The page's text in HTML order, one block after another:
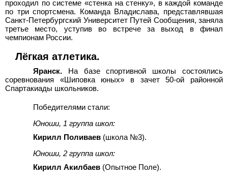
проходил по системе «стенка на стенку», в каждой команде
по три спортсмена. Команда Владислава, представлявшая
Санкт-Петербургский Университет Путей Сообщения, заняла
третье место, уступив во встрече за выход в финал
чемпионам России.
Лёгкая атлетика.
Яранск. На базе спортивной школы состоялись
соревнования «Шиповка юных» в зачет 50-ой районной
Спартакиады школьников.
Победителями стали:
Юноши, 1 группа школ:
Кирилл Поливаев (школа №3).
Юноши, 2 группа школ:
Кирилл Акилбаев (Опытное Поле).